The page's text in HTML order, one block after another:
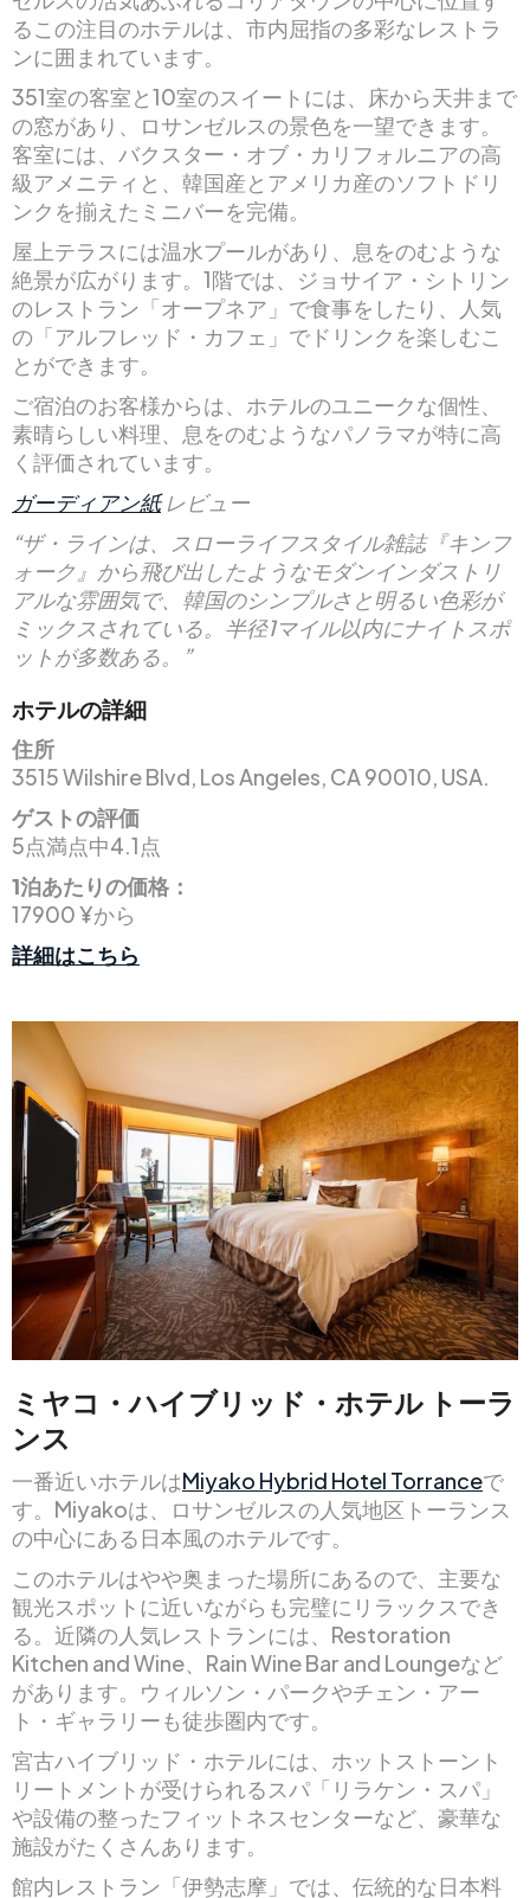
るこの注目のホテルは、市内屈指の多彩なレストラ
ンに囲まれています。
351室の客室と10室のスイートには、床から天井まで
の窓があり、ロサンゼルスの景色を一望できます。
客室には、バクスター・オブ・カリフォルニアの高
級アメニティと、韓国産とアメリカ産のソフトドリ
ンクを揃えたミニバーを完備。
屋上テラスには温水プールがあり、息をのむような
絶景が広がります。1階では、ジョサイア・シトリン
のレストラン「オープネア」で食事をしたり、人気
の「アルフレッド・カフェ」でドリンクを楽しむこ
とができます。
ご宿泊のお客様からは、ホテルのユニークな個性、
素晴らしい料理、息をのむようなパノラマが特に高
く評価されています。
ガーディアン紙 レビュー
“ザ・ラインは、スローライフスタイル雑誌『キンフ
ォーク』から飛び出したようなモダンインダストリ
アルな雰囲気で、韓国のシンプルさと明るい色彩が
ミックスされている。半径1マイル以内にナイトスポ
ットが多数ある。”
ホテルの詳細
住所
3515 Wilshire Blvd, Los Angeles, CA 90010, USA.
ゲストの評価
5点満点中4.1点
1泊あたりの価格：
17900 ¥から
詳細はこちら
ミヤコ・ハイブリッド・ホテル トーラ
ンス
一番近いホテルはMiyako Hybrid Hotel Torranceで
す。Miyakoは、ロサンゼルスの人気地区トーランス
の中心にある日本風のホテルです。
このホテルはやや奥まった場所にあるので、主要な
観光スポットに近いながらも完璧にリラックスでき
る。近隣の人気レストランには、Restoration
Kitchen and Wine、Rain Wine Bar and Loungeなど
があります。ウィルソン・パークやチェン・アー
ト・ギャラリーも徒歩圏内です。
宮古ハイブリッド・ホテルには、ホットストーント
リートメントが受けられるスパ「リラケン・スパ」
や設備の整ったフィットネスセンターなど、豪華な
施設がたくさんあります。
館内レストラン「伊勢志摩」では、伝統的な日本料